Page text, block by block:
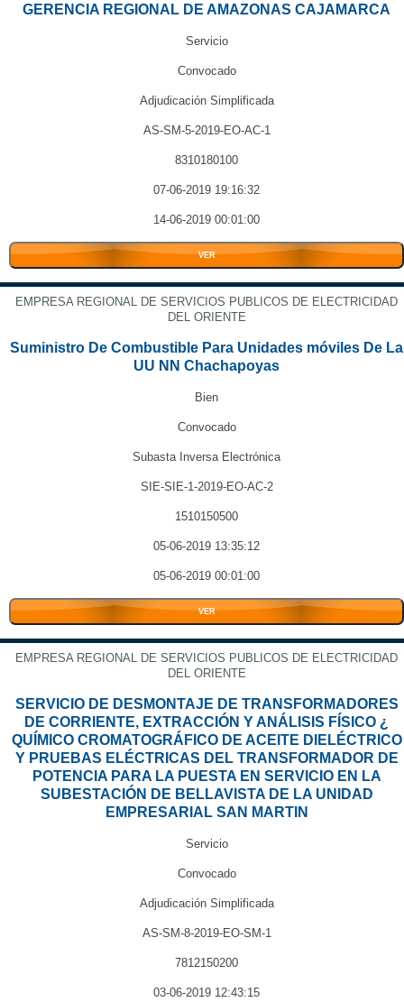
GERENCIA REGIONAL DE AMAZONAS CAJAMARCA
Servicio
Convocado
Adjudicación Simplificada
AS-SM-5-2019-EO-AC-1
8310180100
07-06-2019 19:16:32
14-06-2019 00:01:00
VER
EMPRESA REGIONAL DE SERVICIOS PUBLICOS DE ELECTRICIDAD
DEL ORIENTE
Suministro De Combustible Para Unidades móviles De La
UU NN Chachapoyas
Bien
Convocado
Subasta Inversa Electrónica
SIE-SIE-1-2019-EO-AC-2
1510150500
05-06-2019 13:35:12
05-06-2019 00:01:00
VER
EMPRESA REGIONAL DE SERVICIOS PUBLICOS DE ELECTRICIDAD
DEL ORIENTE
SERVICIO DE DESMONTAJE DE TRANSFORMADORES
DE CORRIENTE, EXTRACCIÓN Y ANÁLISIS FÍSICO ¿
QUÍMICO CROMATOGRÁFICO DE ACEITE DIELÉCTRICO
Y PRUEBAS ELÉCTRICAS DEL TRANSFORMADOR DE
POTENCIA PARA LA PUESTA EN SERVICIO EN LA
SUBESTACIÓN DE BELLAVISTA DE LA UNIDAD
EMPRESARIAL SAN MARTIN
Servicio
Convocado
Adjudicación Simplificada
AS-SM-8-2019-EO-SM-1
7812150200
03-06-2019 12:43:15